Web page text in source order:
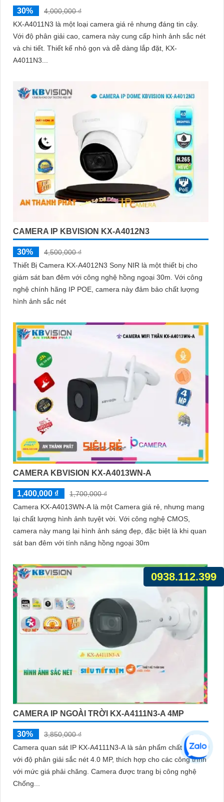
30%
4,000,000 ₫
KX-A4011N3 là một loại camera giá rẻ nhưng đáng tin cậy.
Với độ phân giải cao, camera này cung cấp hình ảnh sắc nét
và chi tiết. Thiết kế nhỏ gọn và dễ dàng lắp đặt, KX-
A4011N3...
CAMERA IP KBVISION KX-A4012N3
30%
4,500,000 ₫
Thiết Bị Camera KX-A4012N3 Sony NIR là một thiết bị cho
giám sát ban đêm với công nghệ hồng ngoại 30m. Với công
nghệ chính hãng IP POE, camera này đảm bảo chất lượng
hình ảnh sắc nét
CAMERA KBVISION KX-A4013WN-A
1,400,000 ₫
1,700,000 ₫
Camera KX-A4013WN-A là một Camera giá rẻ, nhưng mang
lại chất lượng hình ảnh tuyệt vời. Với công nghệ CMOS,
camera này mang lại hình ảnh sáng đẹp, đặc biệt là khi quan
sát ban đêm với tính năng hồng ngoại 30m
CAMERA IP NGOÀI TRỜI KX-A4111N3-A 4MP
30%
3,850,000 ₫
Camera quan sát IP KX-A4111N3-A là sản phẩm chất lượng
với độ phân giải sắc nét 4.0 MP, thích hợp cho các công trình
với mức giá phải chăng. Camera được trang bị công nghệ
Chống...
0938.112.399